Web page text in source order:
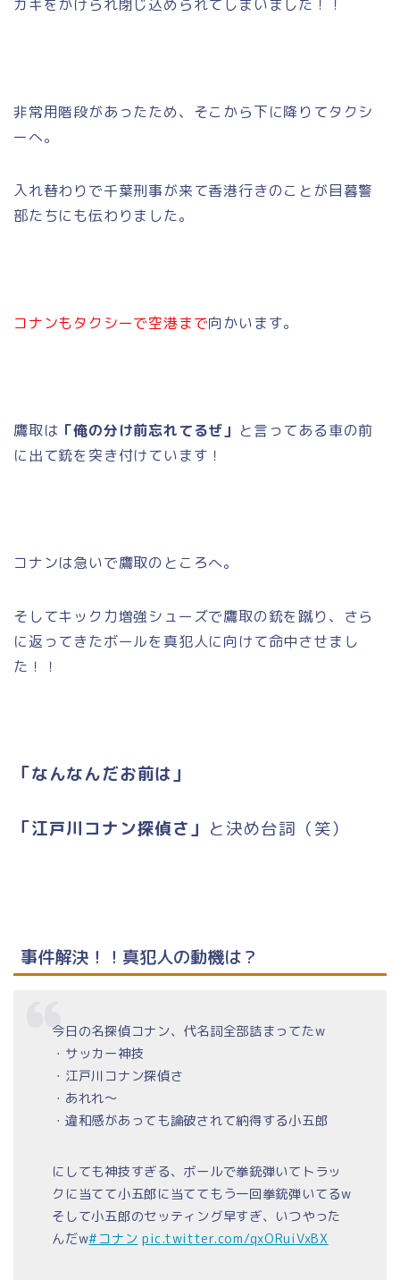
カギをかけられ閉じ込められてしまいました！！
非常用階段があったため、そこから下に降りてタクシ
ーへ。
入れ替わりで千葉刑事が来て香港行きのことが目暮警
部たちにも伝わりました。
コナンもタクシーで空港まで向かいます。
鷹取は 「俺の分け前忘れてるぜ」 と言ってある車の前
に出て銃を突き付けています！
コナンは急いで鷹取のところへ。
そしてキック力増強シューズで鷹取の銃を蹴り、さら
に返ってきたボールを真犯人に向けて命中させまし
た！！
「なんなんだお前は」
「江戸川コナン探偵さ」 と決め台詞（笑）
事件解決！！真犯人の動機は？
今日の名探偵コナン、代名詞全部詰まってたw
・サッカー神技
・江戸川コナン探偵さ
・あれれ〜
・違和感があっても論破されて納得する小五郎
にしても神技すぎる、ボールで拳銃弾いてトラッ
クに当てて小五郎に当ててもう一回拳銃弾いてるw
そして小五郎のセッティング早すぎ、いつやった
んだw#コナン pic.twitter.com/qxORuiVxBX